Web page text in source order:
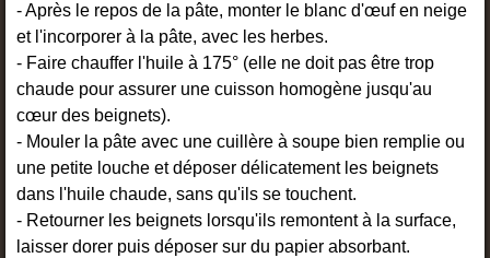
- Après le repos de la pâte, monter le blanc d'œuf en neige
et l'incorporer à la pâte, avec les herbes.
- Faire chauffer l'huile à 175° (elle ne doit pas être trop
chaude pour assurer une cuisson homogène jusqu'au
cœur des beignets).
- Mouler la pâte avec une cuillère à soupe bien remplie ou
une petite louche et déposer délicatement les beignets
dans l'huile chaude, sans qu'ils se touchent.
- Retourner les beignets lorsqu'ils remontent à la surface,
laisser dorer puis déposer sur du papier absorbant.